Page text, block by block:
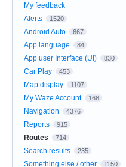
My feedback
Alerts
1520
Android Auto 667
App language 84
App user Interface (UI) 830
Car Play 453
Map display 1107
My Waze Account 168
Navigation 4376
Reports 915
Routes 714
Search results 235
Something else / other 1150